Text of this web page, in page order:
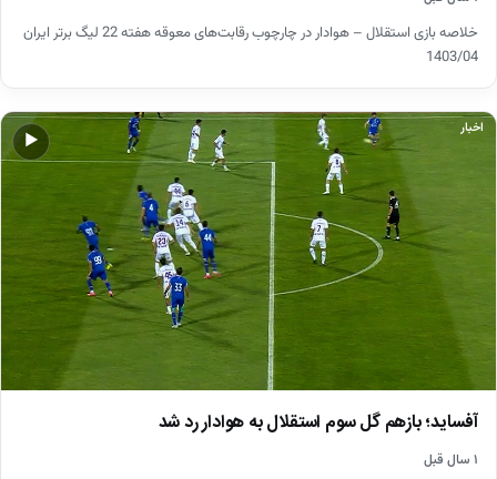
خلاصه بازی استقلال – هوادار در چارچوب رقابت‌های معوقه هفته 22 لیگ برتر ایران
1403/04
▶
اخبار
آفساید؛ بازهم گل سوم استقلال به هوادار رد شد
۱ سال قبل